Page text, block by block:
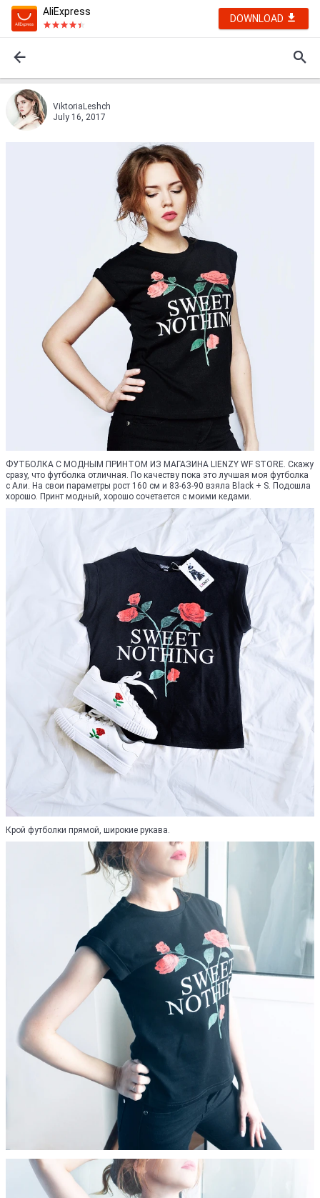
AliExpress
DOWNLOAD
ViktoriaLeshch
July 16, 2017
ФУТБОЛКА С МОДНЫМ ПРИНТОМ ИЗ МАГАЗИНА LIENZY WF STORE. Скажу
сразу, что футболка отличная. По качеству пока это лучшая моя футболка
с Али. На свои параметры рост 160 см и 83-63-90 взяла Black + S. Подошла
хорошо. Принт модный, хорошо сочетается с моими кедами.
Крой футболки прямой, широкие рукава.